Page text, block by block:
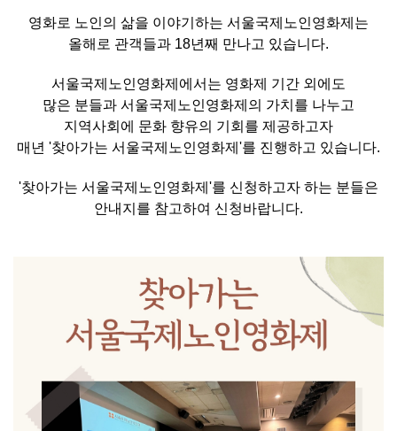
영화로 노인의 삶을 이야기하는 서울국제노인영화제는
올해로 관객들과 18년째 만나고 있습니다.
서울국제노인영화제에서는 영화제 기간 외에도
많은 분들과 서울국제노인영화제의 가치를 나누고
지역사회에 문화 향유의 기회를 제공하고자
매년 '찾아가는 서울국제노인영화제'를 진행하고 있습니다.
'찾아가는 서울국제노인영화제'를 신청하고자 하는 분들은
안내지를 참고하여 신청바랍니다.